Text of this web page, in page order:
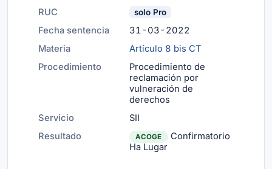
RUC solo Pro
Fecha sentencia
31-03-2022
Materia
Artículo 8 bis CT
Procedimiento
Procedimiento de
reclamación por
vulneración de
derechos
Servicio
SII
Resultado
ACOGE
Confirmatorio
Ha Lugar